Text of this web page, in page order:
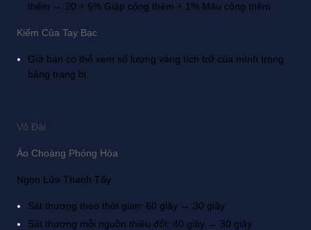
thêm → 20 + 6% Giáp cộng thêm + 1% Máu cộng thêm
Kiếm Của Tay Bạc
Giờ bạn có thể xem số lượng vàng tích trữ của mình trong
bảng trang bị.
Võ Đài
Áo Choàng Phóng Hỏa
Ngọn Lửa Thanh Tẩy
Sát thương theo thời gian: 60 giây → 30 giây
Sát thương mỗi nguồn thiêu đốt: 40 giây → 30 giây